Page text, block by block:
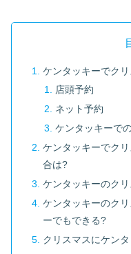
ケンタッキーでク
店頭予約
ネット予約
ケンタッキーで
ケンタッキーでク
合は?
ケンタッキーのク
ケンタッキーのク
ーでもできる?
クリスマスにケン